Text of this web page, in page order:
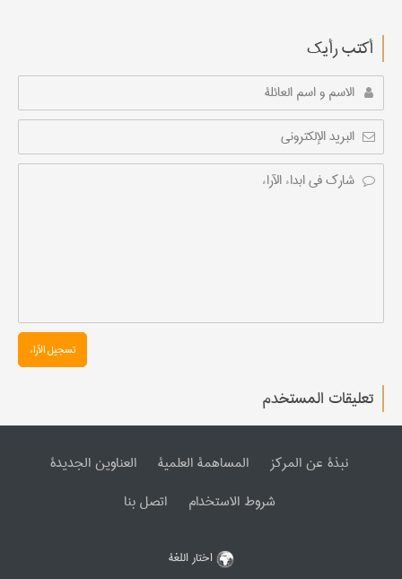
أکتب رأیك
تسجیل الآراء
تعليقات المستخدم
نبذة عن المرکز المساهمة العلمیة
العناوین الجدیدة
شروط الاستخدام
اتصل بنا
اختار اللغة